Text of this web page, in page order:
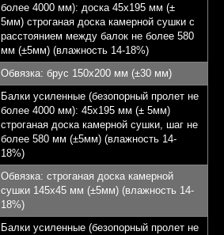
более 4000 мм): доска 45х195 мм (±
5мм) строганая доска камерной сушки с
расстоянием между балок не более 580
мм (±5мм) (влажность 14-18%)
Обвязка: брус 150х200 мм (±30 мм)
Балки усиленные (безопорный пролет не
более 4000 мм): 45х195 мм (± 5мм)
строганая доска камерной сушки, шаг не
более 580 мм (±5мм) (влажность 14-
18%)
Обвязка: строганая доска камерной
сушки 145х45 мм (±5мм) (влажность 14-
18%)
Балки усиленные (безопорный пролет не